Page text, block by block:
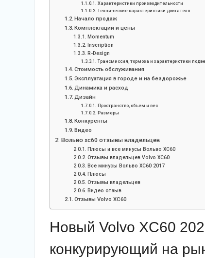
Характеристики производительности
Технические характеристики двигателя
Начало продаж
Комплектации и цены
Momentum
Inscription
R-Design
Трансмиссия, тормоза и характеристики
Стоимость обслуживания
Эксплуатация в городе и на бездорожье
Динамика и расход
Дизайн
Пространство, объем и вес
Размеры
Конкуренты
Видео
Вольво хс60 отзывы владельцев
Плюсы и все минусы Вольво ХС60
Отзывы владельцев Volvo XC60
Все минусы Вольво ХС60 2017
Плюсы
Отзывы владельцев
Видео отзыв
Отзывы Volvo XC60
Новый Volvo XC60
конкурирующий на